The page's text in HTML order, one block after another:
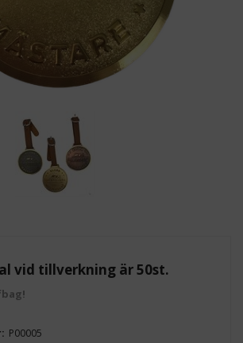
vid tillverkning är 50st.
P00005